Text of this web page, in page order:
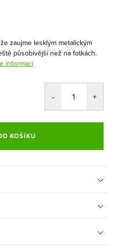
zaujme lesklým metalickým
působivější než na fotkách.
informací
KOŠÍKU